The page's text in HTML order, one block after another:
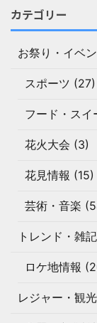
カテゴリー
お祭り・イベ
スポーツ (27)
フード・スイ
花火大会 (3)
花見情報 (15)
芸術・音楽
トレンド・雑
ロケ地情報
レジャー・観